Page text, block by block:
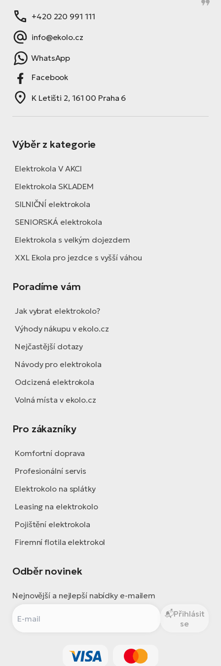
+420 220 991 111
info@ekolo.cz
WhatsApp
Facebook
K Letišti 2, 161 00 Praha 6
Výběr z kategorie
Elektrokola V AKCI
Elektrokola SKLADEM
SILNIČNÍ elektrokola
SENIORSKÁ elektrokola
Elektrokola s velkým dojezdem
XXL Ekola pro jezdce s vyšší váhou
Poradíme vám
Jak vybrat elektrokolo?
Výhody nákupu v ekolo.cz
Nejčastější dotazy
Návody pro elektrokola
Odcizená elektrokola
Volná místa v ekolo.cz
Pro zákazníky
Komfortní doprava
Profesionální servis
Elektrokolo na splátky
Leasing na elektrokolo
Pojištění elektrokola
Firemní flotila elektrokol
Odběr novinek
Nejnovější a nejlepší nabídky e-mailem
Přihlásit
se